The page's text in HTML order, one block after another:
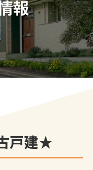
報
戸建★